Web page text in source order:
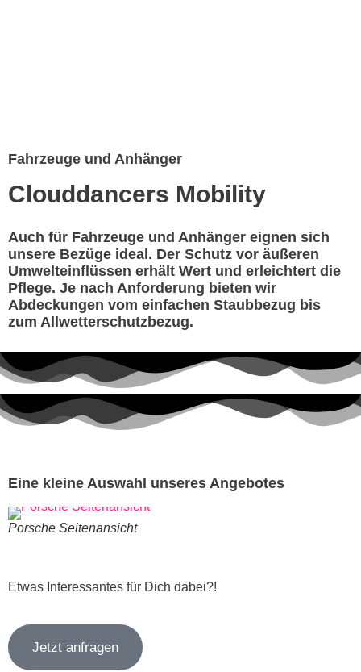
Fahrzeuge und Anhänger
Clouddancers Mobility
Auch für Fahrzeuge und Anhänger eignen sich
unsere Bezüge ideal. Der Schutz vor äußeren
Umwelteinflüssen erhält Wert und erleichtert die
Pflege. Je nach Anforderung bieten wir
Abdeckungen vom einfachen Staubbezug bis
zum Allwetterschutzbezug.
Eine kleine Auswahl unseres Angebotes
Porsche Seitenansicht
Etwas Interessantes für Dich dabei?!
Jetzt anfragen